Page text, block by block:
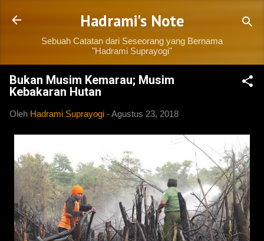
Langsung ke konten utama
Hadrami's Note
Sebuah Catatan dari Seseorang yang Bernama
"Hadrami Suprayogi"
Bukan Musim Kemarau; Musim
Kebakaran Hutan
Oleh Hadrami Suprayogi -Agustus 23, 2018